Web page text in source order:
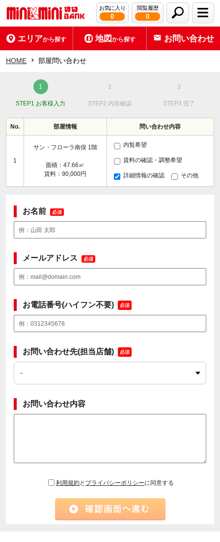
お気に入り
0
閲覧履歴
0
エリアから探す 地図から探す お問い合わせ
HOME 部屋問い合わせ
STEP1 お客様入力 STEP2 内容確認 STEP3 完了
No. 部屋情報 問い合わせ内容
1
サン・フローラ南俣 1階
面積：47.66㎡
賃料：90,000円
内覧希望
賃料の確認・調整希望
詳細情報の確認 その他
お名前 必須
メールアドレス 必須
お電話番号(ハイフン不要) 必須
お問い合わせ先(担当店舗) 必須
お問い合わせ内容
利用規約と プライバシーポリシーに同意する